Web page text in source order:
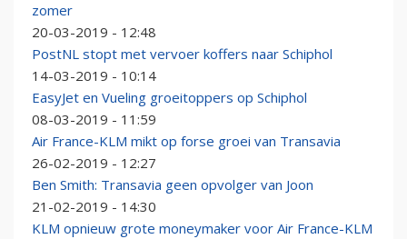
zomer
20-03-2019 - 12:48
PostNL stopt met vervoer koffers naar Schiphol
14-03-2019 - 10:14
EasyJet en Vueling groeitoppers op Schiphol
08-03-2019 - 11:59
Air France-KLM mikt op forse groei van Transavia
26-02-2019 - 12:27
Ben Smith: Transavia geen opvolger van Joon
21-02-2019 - 14:30
KLM opnieuw grote moneymaker voor Air France-KLM